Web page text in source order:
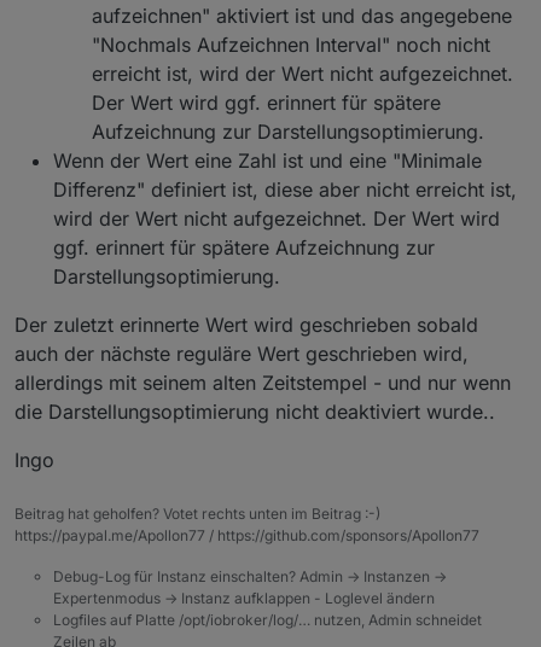
aufzeichnen" aktiviert ist und das angegebene
"Nochmals Aufzeichnen Interval" noch nicht
erreicht ist, wird der Wert nicht aufgezeichnet.
Der Wert wird ggf. erinnert für spätere
Aufzeichnung zur Darstellungsoptimierung.
Wenn der Wert eine Zahl ist und eine "Minimale
Differenz" definiert ist, diese aber nicht erreicht ist,
wird der Wert nicht aufgezeichnet. Der Wert wird
ggf. erinnert für spätere Aufzeichnung zur
Darstellungsoptimierung.
Der zuletzt erinnerte Wert wird geschrieben sobald
auch der nächste reguläre Wert geschrieben wird,
allerdings mit seinem alten Zeitstempel - und nur wenn
die Darstellungsoptimierung nicht deaktiviert wurde..
Ingo
Beitrag hat geholfen? Votet rechts unten im Beitrag :-)
https://paypal.me/Apollon77 / https://github.com/sponsors/Apollon77
Debug-Log für Instanz einschalten? Admin -> Instanzen ->
Expertenmodus -> Instanz aufklappen - Loglevel ändern
Logfiles auf Platte /opt/iobroker/log/… nutzen, Admin schneidet
Zeilen ab